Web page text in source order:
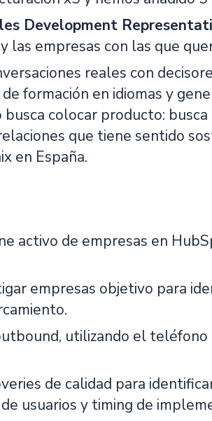
Development
las empresas con las que
reales con
formación en idiomas y
colocar producto:
que tiene sentido
en España.
activo de empresas en
empresas objetivo para
utilizando el
de calidad para
usuarios y timing de